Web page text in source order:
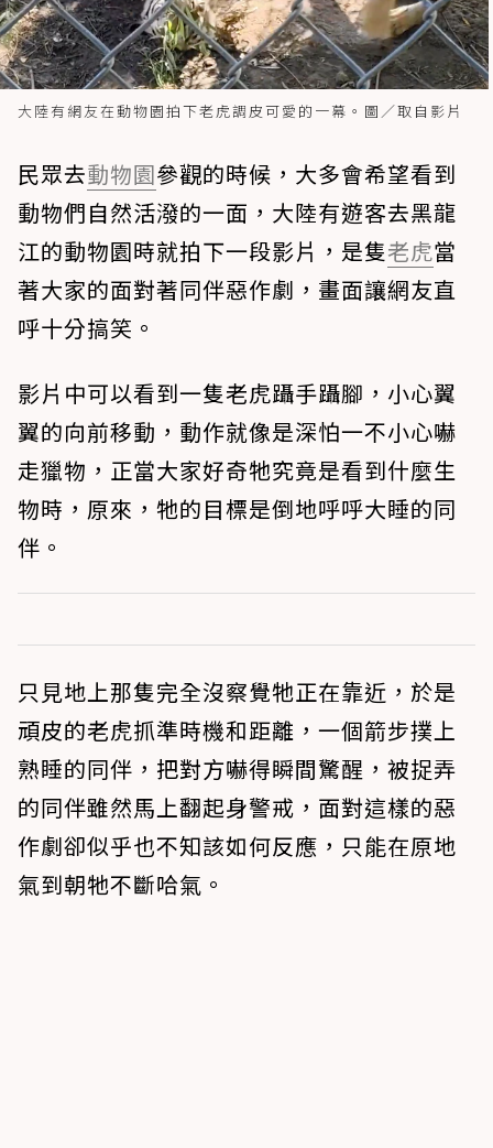
大陸有網友在動物園拍下老虎調皮可愛的一幕。圖／取自影片
民眾去動物園參觀的時候，大多會希望看到
動物們自然活潑的一面，大陸有遊客去黑龍
江的動物園時就拍下一段影片，是隻老虎當
著大家的面對著同伴惡作劇，畫面讓網友直
呼十分搞笑。
影片中可以看到一隻老虎躡手躡腳，小心翼
翼的向前移動，動作就像是深怕一不小心嚇
走獵物，正當大家好奇牠究竟是看到什麼生
物時，原來，牠的目標是倒地呼呼大睡的同
伴。
只見地上那隻完全沒察覺牠正在靠近，於是
頑皮的老虎抓準時機和距離，一個箭步撲上
熟睡的同伴，把對方嚇得瞬間驚醒，被捉弄
的同伴雖然馬上翻起身警戒，面對這樣的惡
作劇卻似乎也不知該如何反應，只能在原地
氣到朝牠不斷哈氣。